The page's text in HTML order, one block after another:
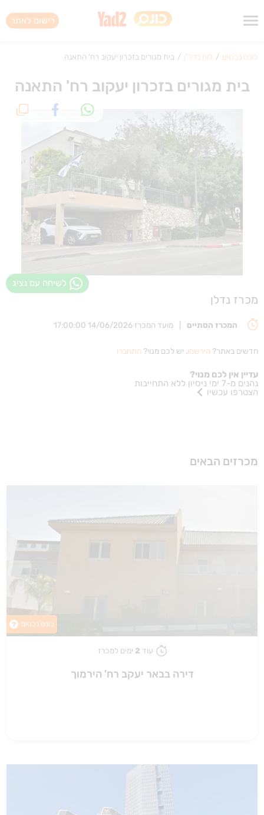
רישום לאתר
כונס נכסים / לוח נדל"ן / בית מגורים בזכרון יעקוב רח' התאנה
בית מגורים בזכרון יעקוב רח' התאנה
מכרז נדלן
לשיחה עם נציג
המכרז הסתיים מועד המכרז 14/06/2026 17:00:00
חדשים באתר? הירשמו. יש לכם מנוי? התחברו
עדיין אין לכם מנוי?
נהנים מ-7 ימי ניסיון ללא התחייבות
הצטרפו עכשיו
מכרזים הבאים
כונס נכסים ?
עוד 2 ימים למכרז
דירה בבאר יעקב רח' הירמוך